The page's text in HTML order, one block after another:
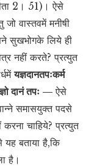
2। 51)। ऐसे
जो वास्तवमें मनीषी
सुखभोगके लिये ही
नहीं करते? प्रत्युत
यज्ञदानतपःकर्म
दानं तपः —ऐसे
समासयुक्त पदसे
चाहिये? प्रत्युत
बताया है,कि
है।